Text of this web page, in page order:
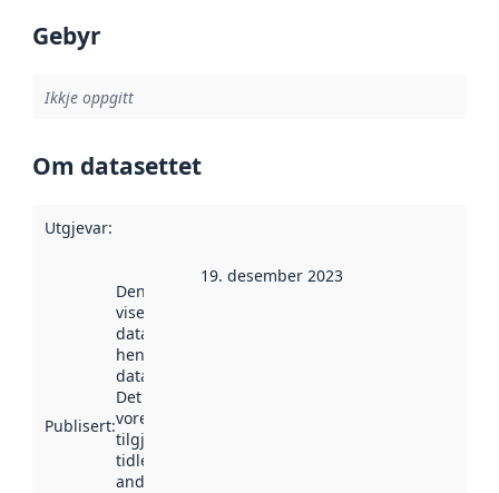
Gebyr
Ikkje oppgitt
Om datasettet
Utgjevar:
Publisert:
Denne datoen
viser når
datasettet vart
henta inn av
data.norge.no.
Det kan ha
vore
tilgjengeleg
tidlegare
andre stader.
19. desember 2023